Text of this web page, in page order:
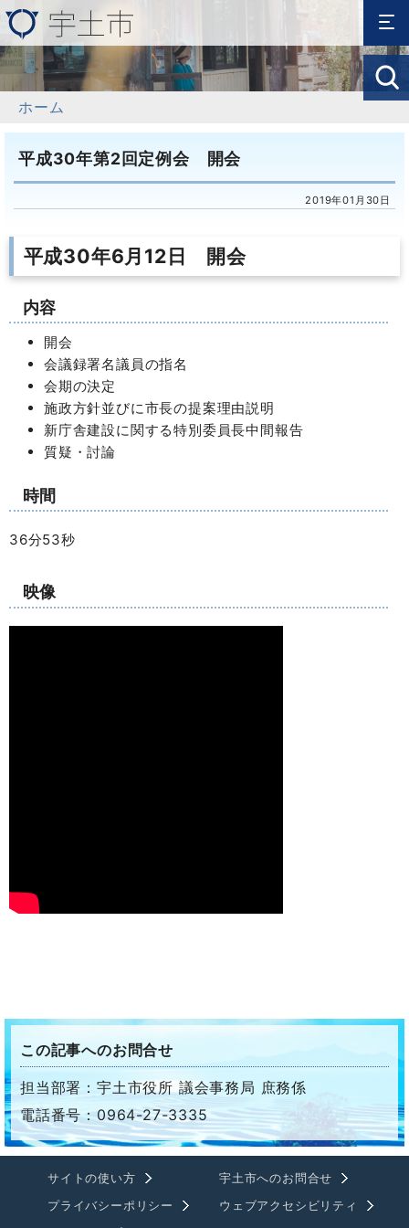
ホーム
平成30年第2回定例会 開会
2019年01月30日
平成30年6月12日 開会
内容
開会
会議録署名議員の指名
会期の決定
施政方針並びに市長の提案理由説明
新庁舎建設に関する特別委員長中間報告
質疑・討論
時間
36分53秒
映像
この記事へのお問合せ
担当部署：宇土市役所 議会事務局 庶務係
電話番号：0964-27-3335
サイトの使い方
宇土市へのお問合せ
プライバシーポリシー
ウェブアクセシビリティ